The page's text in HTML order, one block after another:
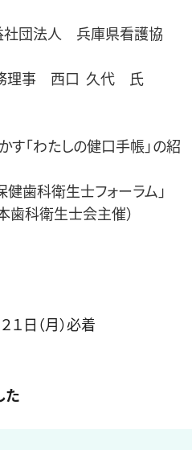
兵庫県看護協
口 久代 氏
たしの健口手帳」の紹
衛生士フォーラム」
生士会主催）
１日（月）必着